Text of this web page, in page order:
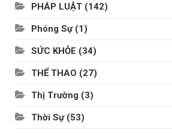
PHÁP LUẬT (142)
Phóng Sự(1)
SỨC KHỎE (34)
THỂ THAO (27)
Thị Trường (3)
Thời Sự(53)